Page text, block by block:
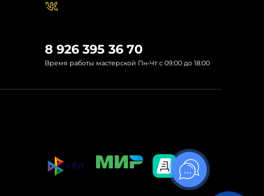
8 926 395 36 70
Время работы мастерской Пн-Чт с 09:00 до 18:00